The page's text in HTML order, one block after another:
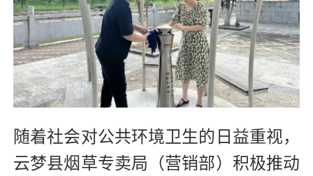
随着社会对公共环境卫生的日益重视，
云梦县烟草专卖局（营销部）积极推动